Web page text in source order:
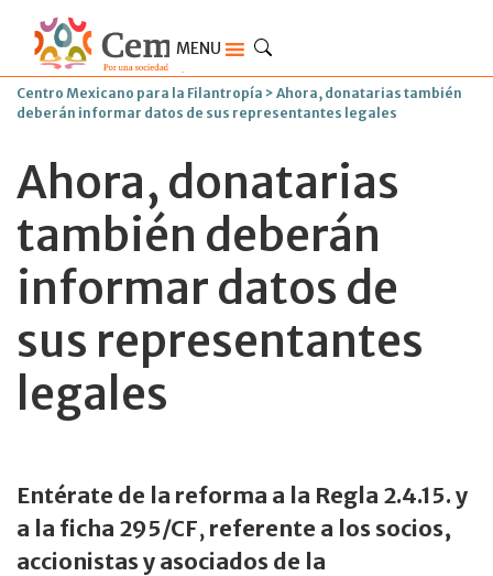
MENU
Centro Mexicano para la Filantropía > Ahora, donatarias también
deberán informar datos de sus representantes legales
Ahora, donatarias
también deberán
informar datos de
sus representantes
legales
Entérate de la reforma a la Regla 2.4.15. y
a la ficha 295/CF, referente a los socios,
accionistas y asociados de la